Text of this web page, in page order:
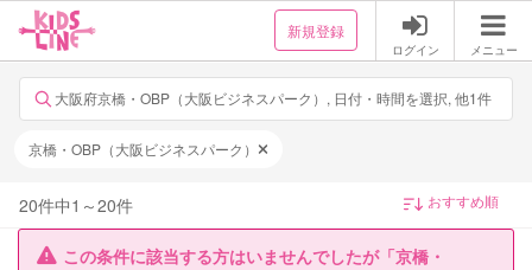
新規登録
ログイン メニュー
大阪府京橋・OBP（大阪ビジネスパーク）, 日付・時間を選択, 他1件
京橋・OBP（大阪ビジネスパーク）
20件中1 ～20件
この条件に該当する方はいませんでしたが「京橋・